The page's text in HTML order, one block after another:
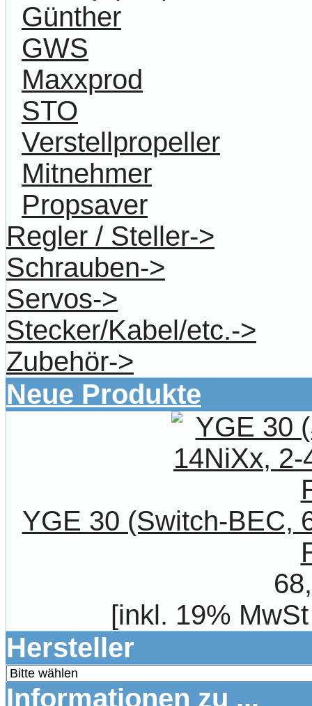
Günther
GWS
Maxxprod
STO
Verstellpropeller
Mitnehmer
Propsaver
Regler / Steller->
Schrauben->
Servos->
Stecker/Kabel/etc.->
Zubehör->
Neue Produkte
YGE 30 (Switch-BEC,
[inkl. 19%
Hersteller
Informationen zu ...